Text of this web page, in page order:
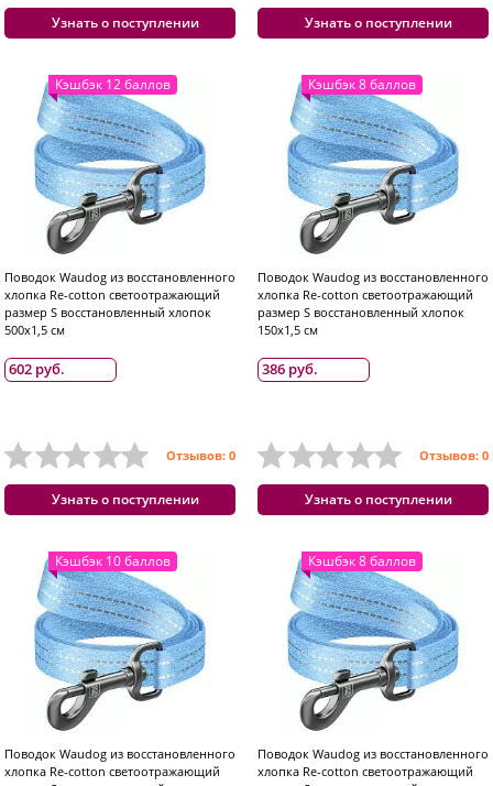
Узнать о поступлении Узнать о поступлении
Кэшбэк 12 баллов
Поводок Waudog из восстановленного
хлопка Re-cotton светоотражающий
размер S восстановленный хлопок
500x1,5 см
602 руб.
Отзывов: 0
Узнать о поступлении
Кэшбэк 8 баллов
Поводок Waudog из восстановленного
хлопка Re-cotton светоотражающий
размер S восстановленный хлопок
150x1,5 см
386 руб.
Отзывов: 0
Узнать о поступлении
Кэшбэк 10 баллов
Поводок Waudog из восстановленного
хлопка Re-cotton светоотражающий
Кэшбэк 8 баллов
Поводок Waudog из восстановленного
хлопка Re-cotton светоотражающий